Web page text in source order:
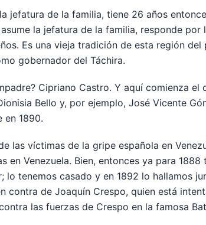
jefatura de la familia, tiene 26 años
la jefatura de la familia, responde
Es una vieja tradición de esta región
gobernador del Táchira.
Cipriano Castro. Y aquí comienza
Bello y, por ejemplo, José Vicente
en 1890.
las víctimas de la gripe española en
en Venezuela. Bien, entonces ya para
lo tenemos casado y en 1892 lo hallamos
contra de Joaquín Crespo, quien está
las fuerzas de Crespo en la famosa